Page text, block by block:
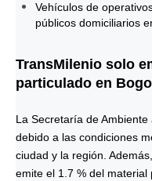
Vehículos de
públicos domiciliarios
TransMilenio solo
particulado en
La Secretaría de
debido a las condiciones
ciudad y la región.
emite el 1.7 % del material